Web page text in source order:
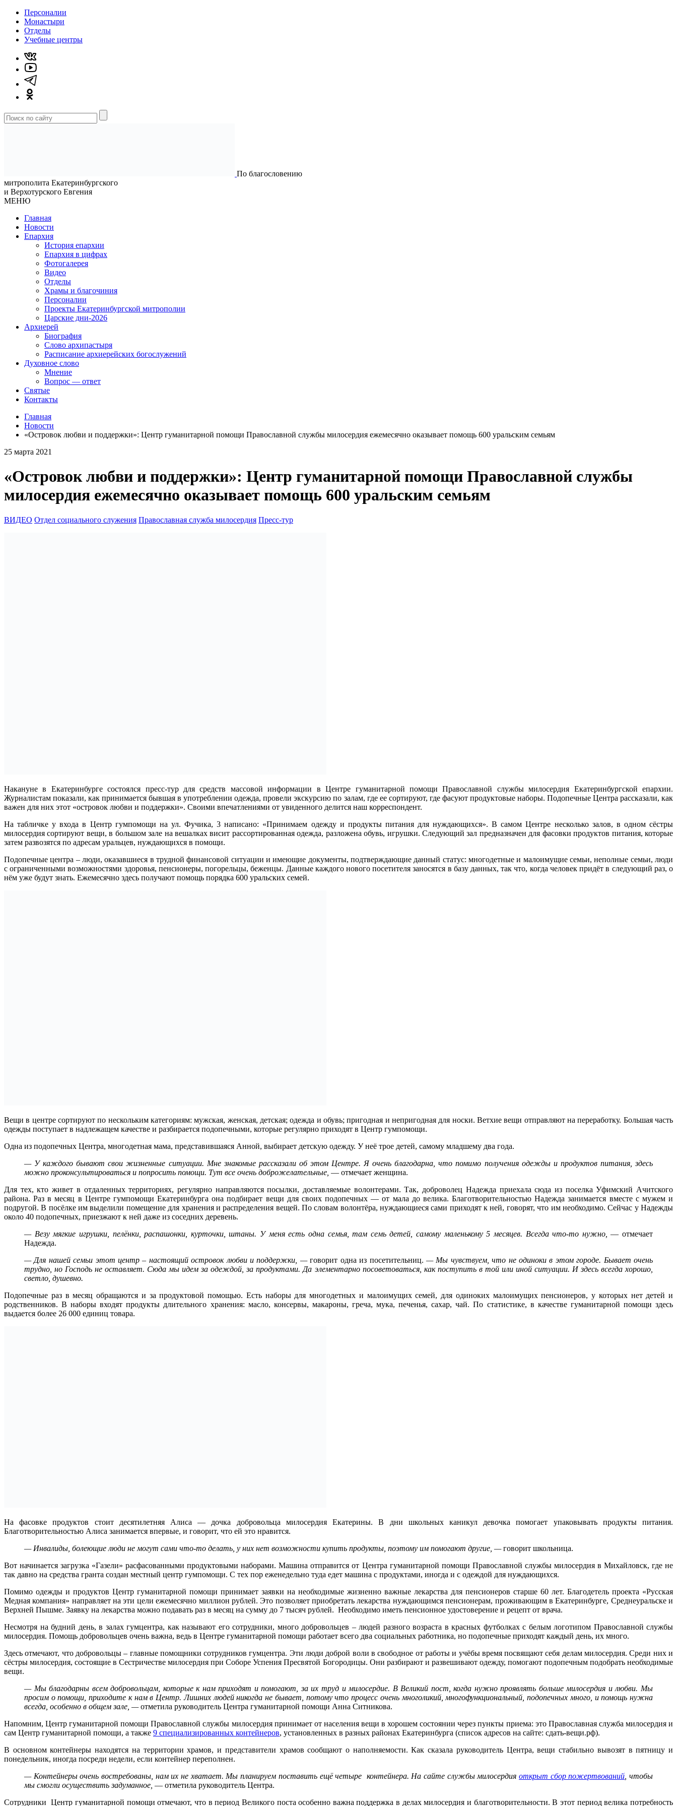
Персоналии
Монастыри
Отделы
Учебные центры
По благословению
митрополита Екатеринбургского
и Верхотурского Евгения
МЕНЮ
Главная
Новости
Епархия
История епархии
Епархия в цифрах
Фотогалерея
Видео
Отделы
Храмы и благочиния
Персоналии
Проекты Екатеринбургской митрополии
Царские дни-2026
Архиерей
Биография
Слово архипастыря
Расписание архиерейских богослужений
Духовное слово
Мнение
Вопрос — ответ
Святые
Контакты
Главная
Новости
«Островок любви и поддержки»: Центр гуманитарной помощи Православной службы милосердия ежемесячно оказывает помощь 600 уральским семьям
25 марта 2021
«Островок любви и поддержки»: Центр гуманитарной помощи Православной службы
милосердия ежемесячно оказывает помощь 600 уральским семьям
ВИДЕО Отдел социального служения Православная служба милосердия Пресс-тур
Накануне в Екатеринбурге состоялся пресс-тур для средств массовой информации в Центре гуманитарной помощи Православной службы милосердия Екатеринбургской епархии.
Журналистам показали, как принимается бывшая в употреблении одежда, провели экскурсию по залам, где ее сортируют, где фасуют продуктовые наборы. Подопечные Центра рассказали, как
важен для них этот «островок любви и поддержки». Своими впечатлениями от увиденного делится наш корреспондент.
На табличке у входа в Центр гумпомощи на ул. Фучика, 3 написано: «Принимаем одежду и продукты питания для нуждающихся». В самом Центре несколько залов, в одном сёстры
милосердия сортируют вещи, в большом зале на вешалках висит рассортированная одежда, разложена обувь, игрушки. Следующий зал предназначен для фасовки продуктов питания, которые
затем развозятся по адресам уральцев, нуждающихся в помощи.
Подопечные центра – люди, оказавшиеся в трудной финансовой ситуации и имеющие документы, подтверждающие данный статус: многодетные и малоимущие семьи, неполные семьи, люди
с ограниченными возможностями здоровья, пенсионеры, погорельцы, беженцы. Данные каждого нового посетителя заносятся в базу данных, так что, когда человек придёт в следующий раз, о
нём уже будут знать. Ежемесячно здесь получают помощь порядка 600 уральских семей.
Вещи в центре сортируют по нескольким категориям: мужская, женская, детская; одежда и обувь; пригодная и непригодная для носки. Ветхие вещи отправляют на переработку. Большая часть
одежды поступает в надлежащем качестве и разбирается подопечными, которые регулярно приходят в Центр гумпомощи.
Одна из подопечных Центра, многодетная мама, представившаяся Анной, выбирает детскую одежду. У неё трое детей, самому младшему два года.
— У каждого бывают свои жизненные ситуации. Мне знакомые рассказали об этом Центре. Я очень благодарна, что помимо получения одежды и продуктов питания, здесь
можно проконсультироваться и попросить помощи. Тут все очень доброжелательные, — отмечает женщина.
Для тех, кто живет в отдаленных территориях, регулярно направляются посылки, доставляемые волонтерами. Так, доброволец Надежда приехала сюда из поселка Уфимский Ачитского
района. Раз в месяц в Центре гумпомощи Екатеринбурга она подбирает вещи для своих подопечных — от мала до велика. Благотворительностью Надежда занимается вместе с мужем и
подругой. В посёлке им выделили помещение для хранения и распределения вещей. По словам волонтёра, нуждающиеся сами приходят к ней, говорят, что им необходимо. Сейчас у Надежды
около 40 подопечных, приезжают к ней даже из соседних деревень.
— Везу мягкие игрушки, пелёнки, распашонки, курточки, штаны. У меня есть одна семья, там семь детей, самому маленькому 5 месяцев. Всегда что-то нужно, — отмечает
Надежда.
— Для нашей семьи этот центр – настоящий островок любви и поддержки, —говорит одна из посетительниц. — Мы чувствуем, что не одиноки в этом городе. Бывает очень
трудно, но Господь не оставляет. Сюда мы идем за одеждой, за продуктами. Да элементарно посоветоваться, как поступить в той или иной ситуации. И здесь всегда хорошо,
светло, душевно.
Подопечные раз в месяц обращаются и за продуктовой помощью. Есть наборы для многодетных и малоимущих семей, для одиноких малоимущих пенсионеров, у которых нет детей и
родственников. В наборы входят продукты длительного хранения: масло, консервы, макароны, греча, мука, печенья, сахар, чай. По статистике, в качестве гуманитарной помощи здесь
выдается более 26 000 единиц товара.
На фасовке продуктов стоит десятилетняя Алиса — дочка добровольца милосердия Екатерины. В дни школьных каникул девочка помогает упаковывать продукты питания.
Благотворительностью Алиса занимается впервые, и говорит, что ей это нравится.
— Инвалиды, болеющие люди не могут сами что-то делать, у них нет возможности купить продукты, поэтому им помогают другие, —говорит школьница.
Вот начинается загрузка «Газели» расфасованными продуктовыми наборами. Машина отправится от Центра гуманитарной помощи Православной службы милосердия в Михайловск, где не
так давно на средства гранта создан местный центр гумпомощи. С тех пор еженедельно туда едет машина с продуктами, иногда и с одеждой для нуждающихся.
Помимо одежды и продуктов Центр гуманитарной помощи принимает заявки на необходимые жизненно важные лекарства для пенсионеров старше 60 лет. Благодетель проекта «Русская
Медная компания» направляет на эти цели ежемесячно миллион рублей. Это позволяет приобретать лекарства нуждающимся пенсионерам, проживающим в Екатеринбурге, Среднеуральске и
Верхней Пышме. Заявку на лекарства можно подавать раз в месяц на сумму до 7 тысяч рублей. Необходимо иметь пенсионное удостоверение и рецепт от врача.
Несмотря на будний день, в залах гумцентра, как называют его сотрудники, много добровольцев – людей разного возраста в красных футболках с белым логотипом Православной службы
милосердия. Помощь добровольцев очень важна, ведь в Центре гуманитарной помощи работает всего два социальных работника, но подопечные приходят каждый день, их много.
Здесь отмечают, что добровольцы – главные помощники сотрудников гумцентра. Эти люди доброй воли в свободное от работы и учёбы время посвящают себя делам милосердия. Среди них и
сёстры милосердия, состоящие в Сестричестве милосердия при Соборе Успения Пресвятой Богородицы. Они разбирают и развешивают одежду, помогают подопечным подобрать необходимые
вещи.
— Мы благодарны всем добровольцам, которые к нам приходят и помогают, за их труд и милосердие. В Великий пост, когда нужно проявлять больше милосердия и любви. Мы
просим о помощи, приходите к нам в Центр. Лишних людей никогда не бывает, потому что процесс очень многоликий, многофункциональный, подопечных много, и помощь нужна
всегда, особенно в общем зале, —отметила руководитель Центра гуманитарной помощи Анна Ситникова.
Напомним, Центр гуманитарной помощи Православной службы милосердия принимает от населения вещи в хорошем состоянии через пункты приема: это Православная служба милосердия и
сам Центр гуманитарной помощи, а также 9 специализированных контейнеров, установленных в разных районах Екатеринбурга (список адресов на сайте: сдать-вещи.рф).
В основном контейнеры находятся на территории храмов, и представители храмов сообщают о наполняемости. Как сказала руководитель Центра, вещи стабильно вывозят в пятницу и
понедельник, иногда посреди недели, если контейнер переполнен.
— Контейнеры очень востребованы, нам их не хватает. Мы планируем поставить ещё четыре контейнера. На сайте службы милосердия открыт сбор пожертвований , чтобы
мы смогли осуществить задуманное, — отметила руководитель Центра.
Сотрудники Центр гуманитарной помощи отмечают, что в период Великого поста особенно важна поддержка в делах милосердия и благотворительности. В этот период велика потребность